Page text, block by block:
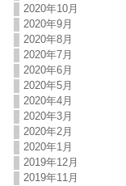
2020年10月
2020年9月
2020年8月
2020年7月
2020年6月
2020年5月
2020年4月
2020年3月
2020年2月
2020年1月
2019年12月
2019年11月